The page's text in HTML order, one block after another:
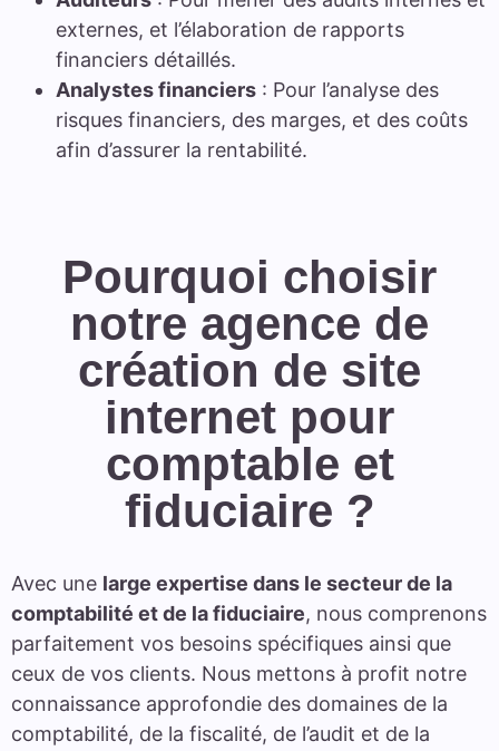
externes, et l’élaboration de rapports
financiers détaillés.
Analystes financiers : Pour l’analyse des
risques financiers, des marges, et des coûts
afin d’assurer la rentabilité.
Pourquoi choisir
notre agence de
création de site
internet pour
comptable et
fiduciaire ?
Avec une large expertise dans le secteur de la
comptabilité et de la fiduciaire, nous comprenons
parfaitement vos besoins spécifiques ainsi que
ceux de vos clients. Nous mettons à profit notre
connaissance approfondie des domaines de la
comptabilité, de la fiscalité, de l’audit et de la